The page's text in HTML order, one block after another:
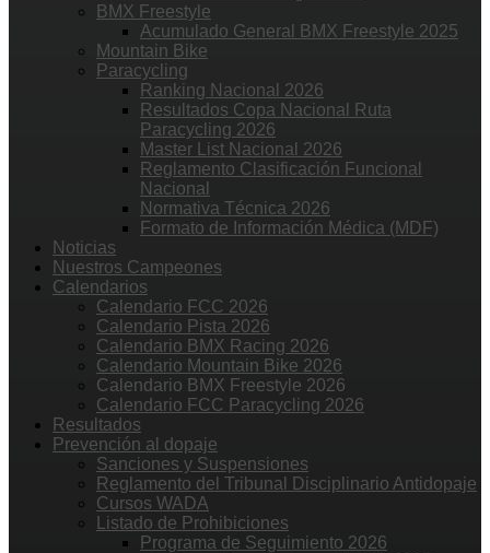
BMX Freestyle
Acumulado General BMX Freestyle 2025
Mountain Bike
Paracycling
Ranking Nacional 2026
Resultados Copa Nacional Ruta
Paracycling 2026
Master List Nacional 2026
Reglamento Clasificación Funcional
Nacional
Normativa Técnica 2026
Formato de Información Médica (MDF)
Noticias
Nuestros Campeones
Calendarios
Calendario FCC 2026
Calendario Pista 2026
Calendario BMX Racing 2026
Calendario Mountain Bike 2026
Calendario BMX Freestyle 2026
Calendario FCC Paracycling 2026
Resultados
Prevención al dopaje
Sanciones y Suspensiones
Reglamento del Tribunal Disciplinario Antidopaje
Cursos WADA
Listado de Prohibiciones
Programa de Seguimiento 2026